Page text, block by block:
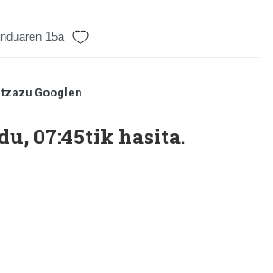
15a
Googlen
07:45tik hasita.